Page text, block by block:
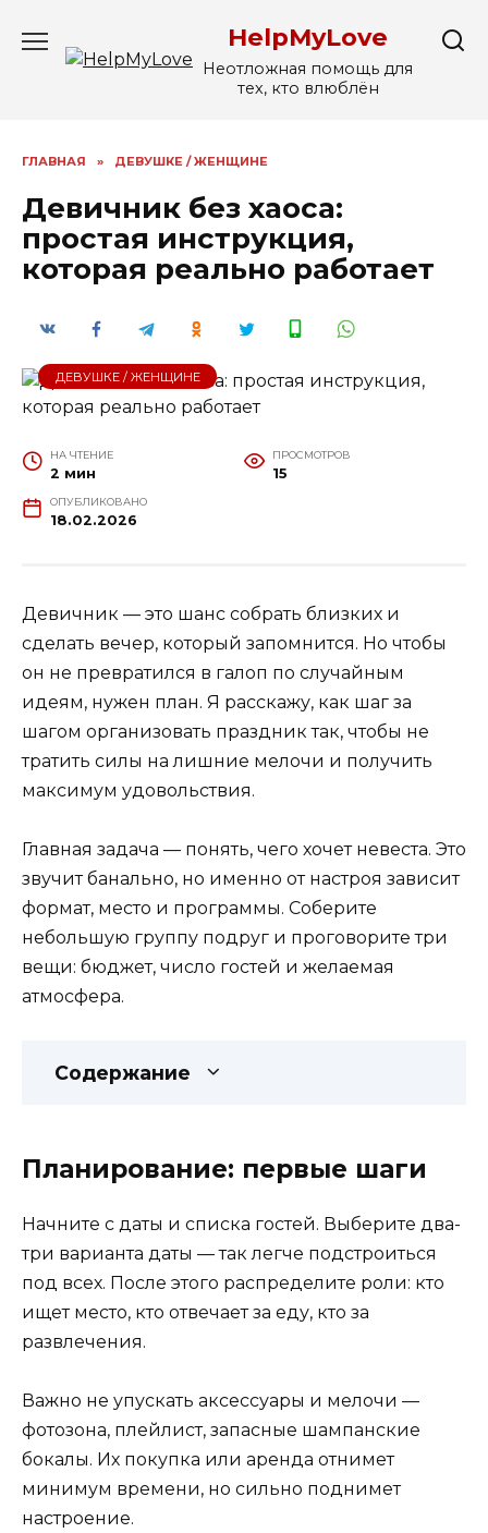
содержанию
HelpMyLove
Неотложная помощь для
тех, кто влюблён
ГЛАВНАЯ » ДЕВУШКЕ / ЖЕНЩИНЕ
Девичник без хаоса:
простая инструкция,
которая реально работает
ДЕВУШКЕ / ЖЕНЩИНЕ
НА ЧТЕНИЕ
2 мин
ПРОСМОТРОВ
15
ОПУБЛИКОВАНО
18.02.2026
Девичник — это шанс собрать близких и
сделать вечер, который запомнится. Но чтобы
он не превратился в галоп по случайным
идеям, нужен план. Я расскажу, как шаг за
шагом организовать праздник так, чтобы не
тратить силы на лишние мелочи и получить
максимум удовольствия.
Главная задача — понять, чего хочет невеста. Это
звучит банально, но именно от настроя зависит
формат, место и программы. Соберите
небольшую группу подруг и проговорите три
вещи: бюджет, число гостей и желаемая
атмосфера.
Содержание
Планирование: первые шаги
Начните с даты и списка гостей. Выберите два-
три варианта даты — так легче подстроиться
под всех. После этого распределите роли: кто
ищет место, кто отвечает за еду, кто за
развлечения.
Важно не упускать аксессуары и мелочи —
фотозона, плейлист, запасные шампанские
бокалы. Их покупка или аренда отнимет
минимум времени, но сильно поднимет
настроение.